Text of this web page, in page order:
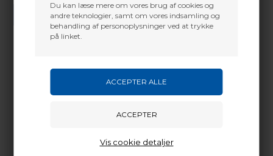
Du kan læse mere om vores brug af cookies og
andre teknologier, samt om vores indsamling og
behandling af personoplysninger ved at trykke
på linket.
Vis cookie detaljer
Sjælland
SEND SPØRGSMÅL
Professionel strenge og kabel skift
Hvis ikke andet er aftalt, leveres buen med samme
Justering af nockpunkt, loop, peep, sigte osv.
Trimnning af cam/cam´s osv